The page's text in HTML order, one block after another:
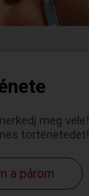
meg vele!
történetedet!
a párom